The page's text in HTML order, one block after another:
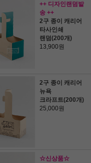
++ 디자인랜덤발
송 ++
2구 종이 캐리어
타사인쇄
랜덤(200개)
13,900원
2구 종이 캐리어
뉴욕
크라프트(200개)
25,000원
☆신상품☆